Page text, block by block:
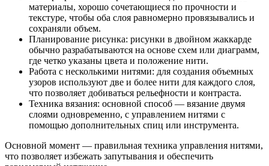
материалы, хорошо сочетающиеся по прочности и
текстуре, чтобы оба слоя равномерно провязывались и
сохраняли объем.
Планирование рисунка: рисунки в двойном жаккарде
обычно разрабатываются на основе схем или диаграмм,
где четко указаны цвета и положение нити.
Работа с несколькими нитями: для создания объемных
узоров используют две и более нити для каждого слоя,
что позволяет добиваться рельефности и контраста.
Техника вязания: основной способ — вязание двумя
слоями одновременно, с управлением нитями с
помощью дополнительных спиц или инструмента.
Основной момент — правильная техника управления нитями,
что позволяет избежать запутывания и обеспечить